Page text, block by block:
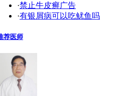
·禁止牛皮癣广告
·有银屑病可以吃鱿鱼吗
荐医师